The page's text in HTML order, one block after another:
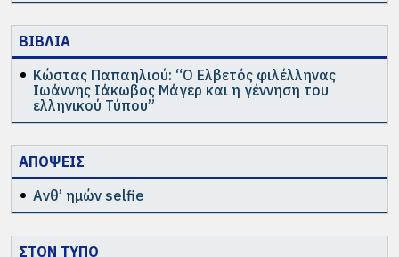
ΒΙΒΛΙΑ
Κώστας Παπαηλιού: “Ο Ελβετός φιλέλληνας
Ιωάννης Ιάκωβος Μάγερ και η γέννηση του
ελληνικού Τύπου”
ΑΠΟΨΕΙΣ
Ανθ’ ημών selfie
ΣΤΟΝ ΤΥΠΟ